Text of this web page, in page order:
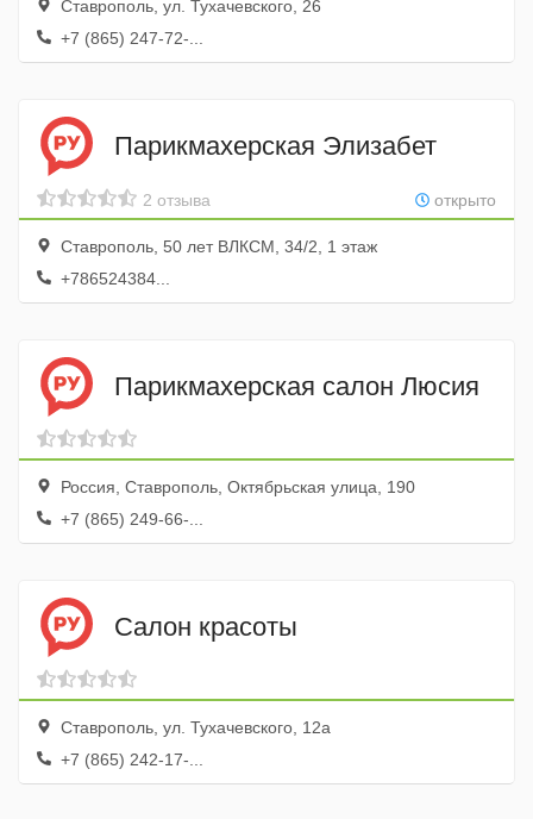
Ставрополь, ул. Тухачевского, 26
+7 (865) 247-72-...
Парикмахерская Элизабет
открыто
2 отзыва
Ставрополь, 50 лет ВЛКСМ, 34/2, 1 этаж
+786524384...
Парикмахерская салон Люсия
Россия, Ставрополь, Октябрьская улица, 190
+7 (865) 249-66-...
Салон красоты
Ставрополь, ул. Тухачевского, 12а
+7 (865) 242-17-...